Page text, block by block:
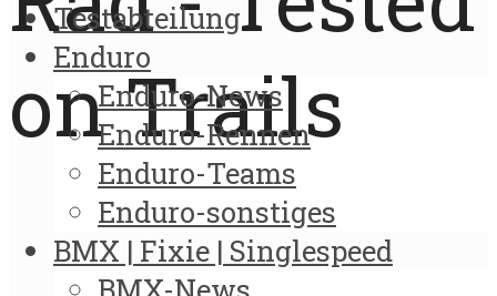
on Trails
Testabteilung
Enduro
Enduro-News
Enduro-Rennen
Enduro-Teams
Enduro-sonstiges
BMX | Fixie | Singlespeed